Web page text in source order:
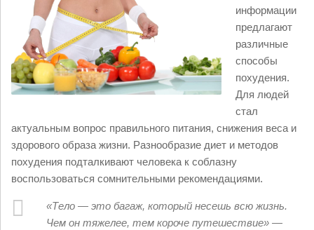
информации
предлагают
различные
способы
похудения.
Для людей
стал
актуальным вопрос правильного питания, снижения веса и
здорового образа жизни. Разнообразие диет и методов
похудения подталкивают человека к соблазну
воспользоваться сомнительными рекомендациями.
«Тело — это багаж, который несешь всю жизнь.
Чем он тяжелее, тем короче путешествие» —